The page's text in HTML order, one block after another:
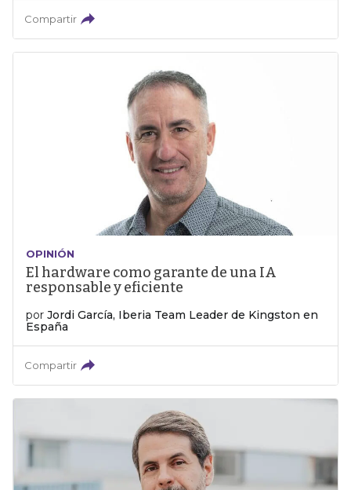
Compartir
OPINIÓN
El hardware como garante de una IA
responsable y eficiente
por Jordi García, Iberia Team Leader de Kingston en
España
Compartir